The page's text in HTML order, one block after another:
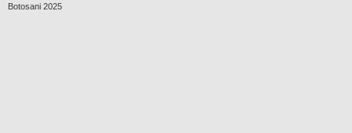
Botosani 2025